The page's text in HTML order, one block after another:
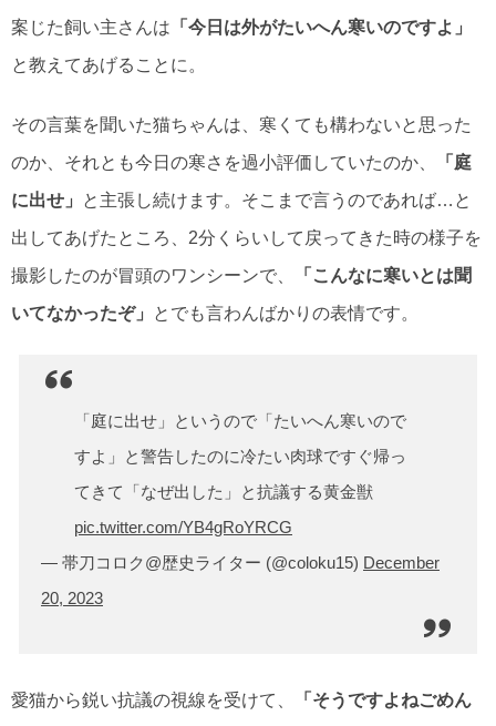
案じた飼い主さんは 「今日は外がたいへん寒いのですよ」
と教えてあげることに。
その言葉を聞いた猫ちゃんは、寒くても構わないと思った
のか、それとも今日の寒さを過小評価していたのか、
「庭
に出せ」
と主張し続けます。そこまで言うのであれば…と
出してあげたところ、2分くらいして戻ってきた時の様子を
撮影したのが冒頭のワンシーンで、
「こんなに寒いとは聞
いてなかったぞ」
とでも言わんばかりの表情です。
「庭に出せ」というので「たいへん寒いので
すよ」と警告したのに冷たい肉球ですぐ帰っ
てきて「なぜ出した」と抗議する黄金獣
pic.twitter.com/YB4gRoYRCG
— 帯刀コロク@歴史ライター (@coloku15) December
20, 2023
愛猫から鋭い抗議の視線を受けて、 「そうですよねごめん